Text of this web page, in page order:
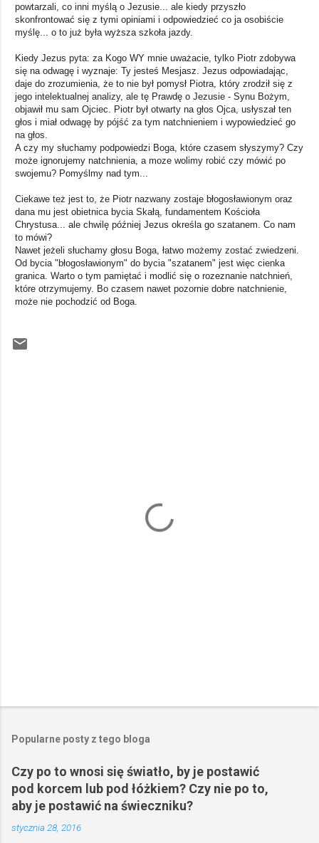
powtarzali, co inni myślą o Jezusie... ale kiedy przyszło
skonfrontować się z tymi opiniami i odpowiedzieć co ja osobiście
myślę... o to już była wyższa szkoła jazdy.
Kiedy Jezus pyta: za Kogo WY mnie uważacie, tylko Piotr zdobywa
się na odwagę i wyznaje: Ty jesteś Mesjasz. Jezus odpowiadając,
daje do zrozumienia, że to nie był pomysł Piotra, który zrodził się z
jego intelektualnej analizy, ale tę Prawdę o Jezusie - Synu Bożym,
objawił mu sam Ojciec. Piotr był otwarty na głos Ojca, usłyszał ten
głos i miał odwagę by pójść za tym natchnieniem i wypowiedzieć go
na głos.
A czy my słuchamy podpowiedzi Boga, które czasem słyszymy? Czy
może ignorujemy natchnienia, a moze wolimy robić czy mówić po
swojemu? Pomyślmy nad tym...
Ciekawe też jest to, że Piotr nazwany zostaje błogosławionym oraz
dana mu jest obietnica bycia Skałą, fundamentem Kościoła
Chrystusa... ale chwilę później Jezus określa go szatanem. Co nam
to mówi?
Nawet jeżeli słuchamy głosu Boga, łatwo możemy zostać zwiedzeni.
Od bycia "błogosławionym" do bycia "szatanem" jest więc cienka
granica. Warto o tym pamiętać i modlić się o rozeznanie natchnień,
które otrzymujemy. Bo czasem nawet pozornie dobre natchnienie,
może nie pochodzić od Boga.
Popularne posty z tego bloga
Czy po to wnosi się światło, by je postawić
pod korcem lub pod łóżkiem? Czy nie po to,
aby je postawić na świeczniku?
stycznia 28, 2016